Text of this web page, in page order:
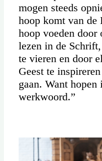
mogen steeds
hoop komt van de
hoop voeden door
lezen in de
te vieren en door
Geest te
gaan. Want hopen
werkwoord.”